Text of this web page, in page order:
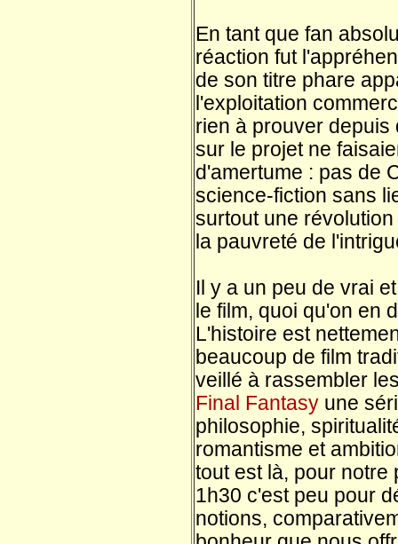
En tant que fan
réaction fut
de son titre phare
l'exploitation
rien à prouver
sur le projet ne
d'amertume : pas de
science-fiction sans
surtout une
la pauvreté de
Il y a un peu de vrai
le film, quoi qu'on en
L'histoire est
beaucoup de film
veillé à rassembler
Final Fantasy une
philosophie,
romantisme et
tout est là, pour notre
1h30 c'est peu pour
notions,